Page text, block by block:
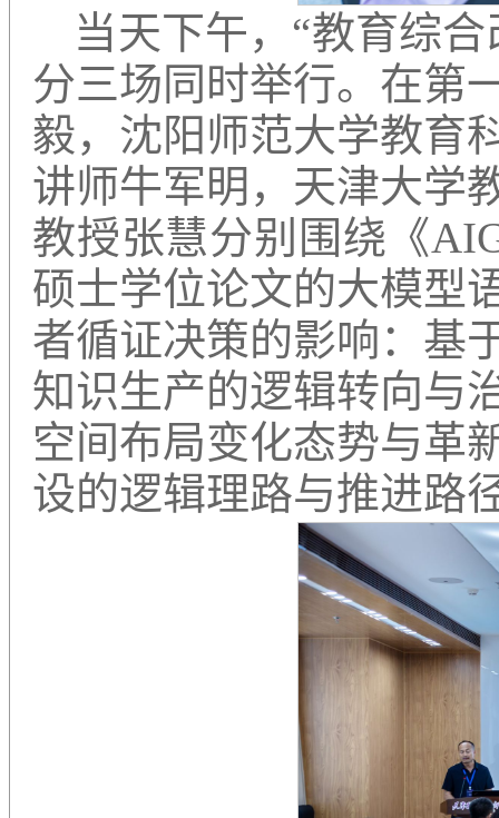
当天下午，“教育综
分三场同时举行。在第
毅，沈阳师范大学教育
讲师牛军明，天津大学
教授张慧分别围绕《
硕士学位论文的大模型
者循证决策的影响：基
知识生产的逻辑转向与
空间布局变化态势与革
设的逻辑理路与推进路